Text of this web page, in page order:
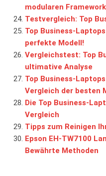
modularen
Testvergleich: Top
Top Business-
perfekte Modell!
Vergleichstest: Top
ultimative Analyse
Top Business-
Vergleich der besten
Die Top Business-
Vergleich
Tipps zum Reinigen
Epson EH-TW7100
Bewährte Methoden